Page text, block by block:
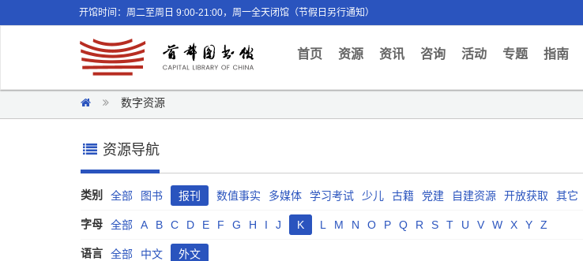
开馆时间：周二至周日 9:00-21:00，周一全天闭馆（节假日另行通知）
首页(current)
资源 资讯 咨询 活动 专题 指南
数字资源
资源导航
类别 全部 图书 报刊 数值事实 多媒体 学习考试 少儿 古籍 党建 自建资源 开放获取 其它
字母 全部 A B C D E F G H I J K L M N O P Q R S T U V W X Y Z
语言 全部 中文 外文